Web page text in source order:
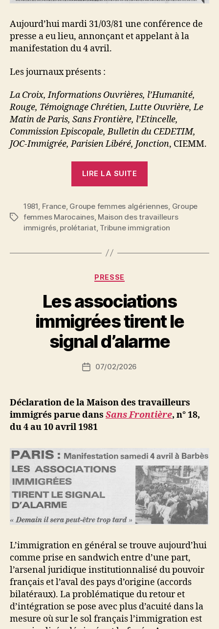
Aujourd’hui mardi 31/03/81 une conférence de
presse a eu lieu, annonçant et appelant à la
manifestation du 4 avril.
Les journaux présents :
La Croix, Informations Ouvrières, l’Humanité,
Rouge, Témoignage Chrétien, Lutte Ouvrière, Le
Matin de Paris, Sans Frontière, l’Etincelle,
Commission Episcopale, Bulletin du CEDETIM,
JOC-Immigrée, Parisien Libéré, Jonction, CIEMM.
LIRE LA SUITE
de
presse »
Étiquettes
1981 France, Groupe femmes algériennes Groupe
femmes Marocaines, Maison des travailleurs
immigrés, prolétariat, Tribune immigration
Catégories
PRESSE
Les associations
immigrées tirent le
signal d’alarme
Auteur
P
a
r
S
N
ji
b
Date07/02/2026
Déclaration de la Maison des travailleurs
immigrés parue dans Sans Frontière, n° 18,
du 4 au 10 avril 1981
L’immigration en général se trouve aujourd’hui
comme prise en sandwich entre d’une part,
l’arsenal juridique institutionnalisé du pouvoir
français et l’aval des pays d’origine (accords
bilatéraux). La problématique du retour et
d’intégration se pose avec plus d’acuité dans la
mesure où sur le sol français l’immigration est